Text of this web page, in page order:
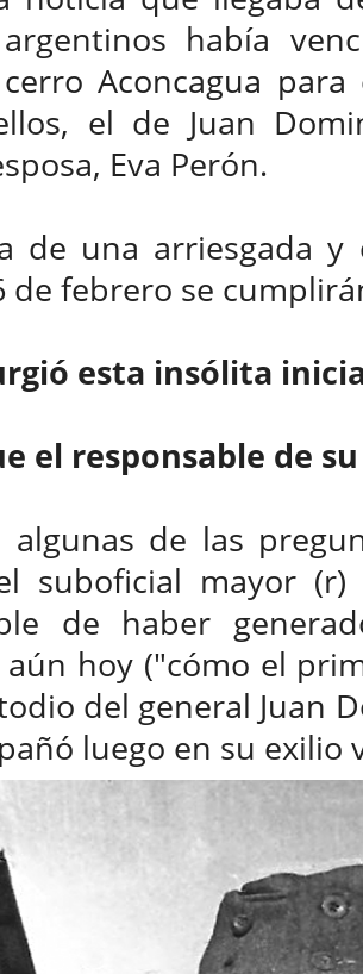
había
Aconcagua
el de Juan
Eva Perón.
de una arriesgada
de febrero se
esta insólita
el responsable de
algunas de las
suboficial mayor
de haber
hoy ("cómo el
del general Juan
luego en su exilio